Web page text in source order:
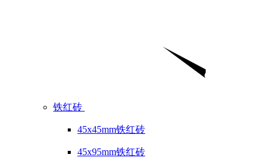
铁红砖
45x45mm铁红砖
45x95mm铁红砖